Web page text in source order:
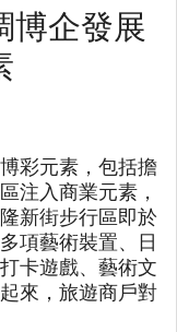
博企發展
彩元素，包括擔
注入商業元素，
新街步行區即於
項藝術裝置、日
卡遊戲、藝術文
來，旅遊商戶對